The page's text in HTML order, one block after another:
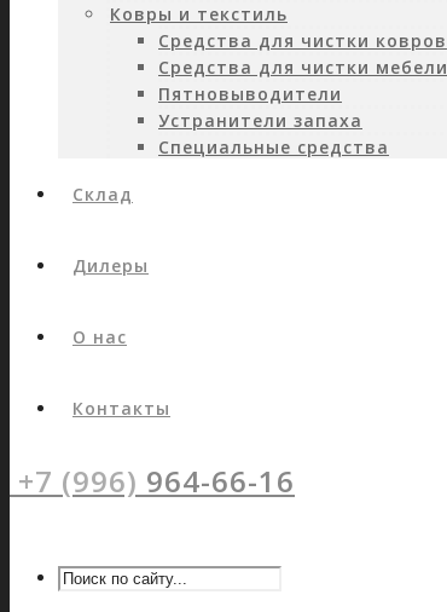
Ковры и текстиль
Средства для чистки ковров
Средства для чистки мебели
Пятновыводители
Устранители запаха
Специальные средства
Склад
Дилеры
О нас
Контакты
+7 (996) 964-66-16